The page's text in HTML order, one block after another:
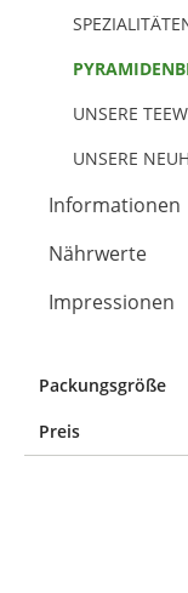
UNSERE
UNSERE
Informationen
Nährwerte
Impressionen
Packungsgröße
Preis